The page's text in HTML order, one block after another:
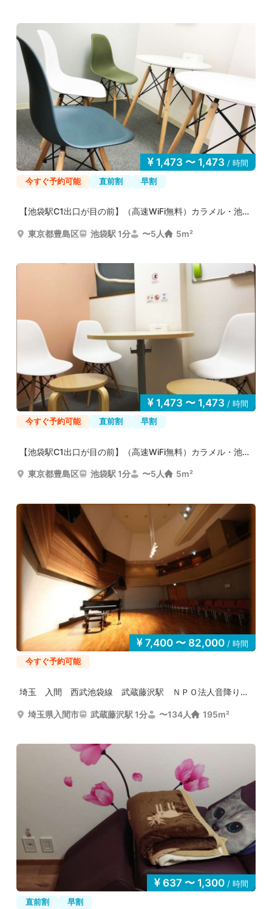
1,473 〜 1,473 / 時間
今すぐ予約可能
直前割 早割
【池袋駅C1出口が目の前】（高速WiFi無料）カラメル・池袋...
東京都豊島区 池袋駅 1分 〜5人 5m²
1,473 〜 1,473 / 時間
今すぐ予約可能
直前割 早割
【池袋駅C1出口が目の前】（高速WiFi無料）カラメル・池袋...
東京都豊島区 池袋駅 1分 〜5人 5m²
7,400 〜 82,000 / 時間
今すぐ予約可能
埼玉 入間 西武池袋線 武蔵藤沢駅 ＮＰＯ法人音降りそ...
埼玉県入間市 武蔵藤沢駅 1分 〜134人 195m²
637 〜 1,300 / 時間
直前割
早割